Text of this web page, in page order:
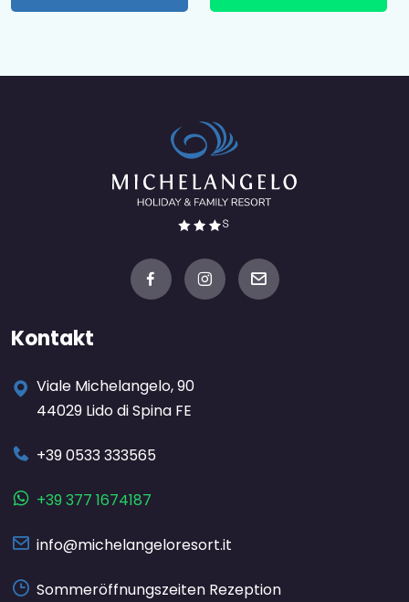
Kontakt
Viale Michelangelo, 90
44029 Lido di Spina FE
+39 0533 333565
+39 377 1674187
info@michelangeloresort.it
Sommeröffnungszeiten Rezeption